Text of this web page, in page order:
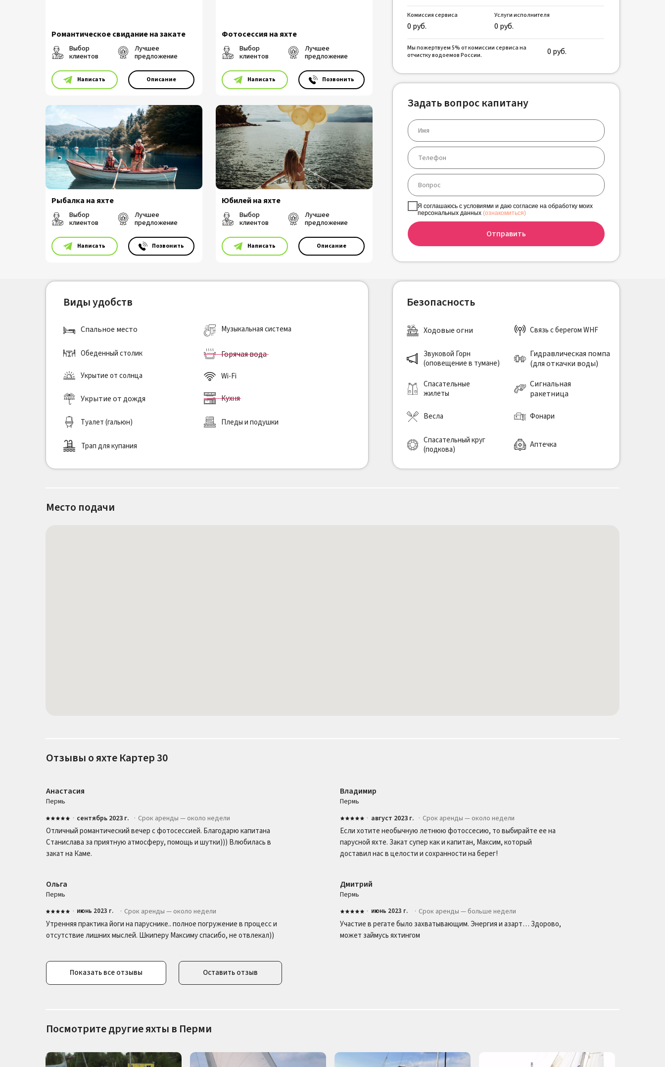
Комиссия сервиса
Мы пожертвуем 5% от комиссии сервиса на
отчистку водоемов России.
0 руб.
0 руб.
Услуги исполнителя
0 руб.
Я соглашаюсь с условиями и даю согласие на обработку моих
персональных данных (ознакомиться)
Отправить
Задать вопрос капитану
Юбилей на яхте
Описание
⠀⠀⠀Написать
Выбор
клиентов
Лучшее
предложение
Рыбалка на яхте
⠀⠀⠀Позвонить
⠀⠀⠀Написать
Выбор
клиентов
Лучшее
предложение
Фотосессия на яхте
⠀⠀⠀Позвонить
⠀⠀⠀Написать
Выбор
клиентов
Лучшее
предложение
Романтическое свидание на закате
Описание
⠀⠀⠀Написать
Выбор
клиентов
Лучшее
предложение
Виды удобств
Спальное место
Обеденный столик
Укрытие от солнца
Укрытие от дождя
Туалет (гальюн)
Музыкальная система
Горячая вода
Wi-Fi
Кухня
Пледы и подушки
Трап для купания
Безопасность
Гидравлическая помпа
(для откачки воды)
Фонари
Аптечка
Связь с берегом WHF
Сигнальная
ракетница
Звуковой Горн
(оповещение в тумане)
Весла
Ходовые огни
Спасательные
жилеты
Спасательный круг
(подкова)
Место подачи
Отзывы о яхте Картер 30
Владимир
Пермь
Если хотите необычную летнюю фотоссесию, то выбирайте ее на
парусной яхте. Закат супер как и капитан, Максим, который
доставил нас в целости и сохранности на берег!
· Срок аренды — около недели
· август 2023 г.
Анастасия
Пермь
· сентябрь 2023 г.
Отличный романтический вечер с фотосессией. Благодарю капитана
Станислава за приятную атмосферу, помощь и шутки))) Влюбилась в
закат на Каме.
· Срок аренды — около недели
Показать все отзывы Оставить отзыв
Ольга
Пермь
Утренняя практика йоги на паруснике.. полное погружение в процесс и
отсутствие лишних мыслей. Шкиперу Максиму спасибо, не отвлекал))
· · Срок аренды — около недели
июнь 2023 г.
Дмитрий
Участие в регате было захватывающим. Энергия и азарт… Здорово,
может займусь яхтингом
Пермь
· июнь 2023 г. · Срок аренды — больше недели
Отзывы о яхте Картер 30
Анастасия
Посмотрите другие яхты в Перми